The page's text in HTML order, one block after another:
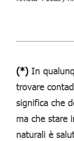
(*) In
trovare
significa che
ma che stare
naturali è